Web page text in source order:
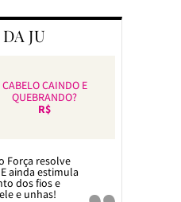
JU
CABELO CAINDO E
QUEBRANDO?
R$
Força resolve
ainda estimula
dos fios e
e unhas!